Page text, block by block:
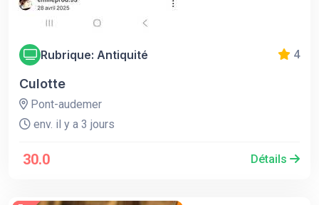
Rubrique: Antiquité 4
Culotte
Pont-audemer
env. il y a 3 jours
30.0 Détails